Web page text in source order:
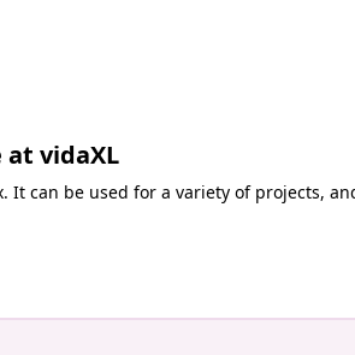
vidaXL
can be used for a variety of projects,